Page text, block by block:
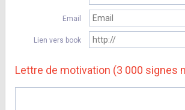
Email
Lien vers book
Lettre de motivation (3 000 signes